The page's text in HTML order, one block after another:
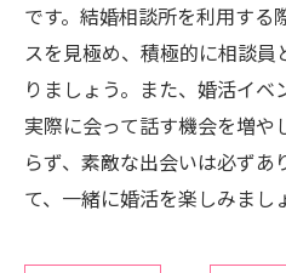
です。結婚相談所を利用する
スを見極め、積極的に相談
りましょう。また、婚活イベ
実際に会って話す機会を増や
らず、素敵な出会いは必ずあ
て、一緒に婚活を楽しみまし